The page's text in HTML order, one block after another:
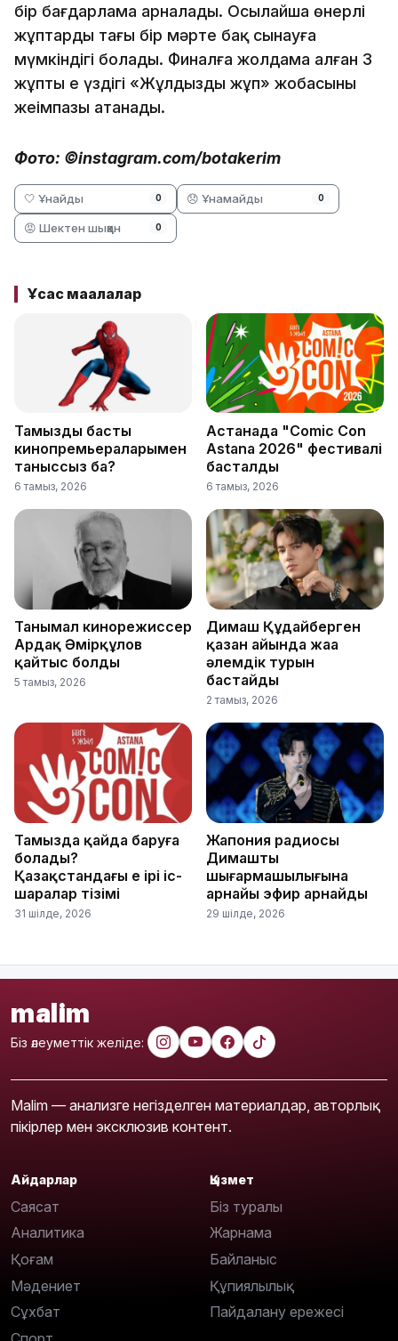
бір бағдарлама арналады. Осылайша өнерлі
жұптардың тағы бір мәрте бақ сынауға
мүмкіндігі болады. Финалға жолдама алған 3
жұптың ең үздігі «Жұлдызды жұп» жобасының
жеңімпазы атанады.
Фото: ©instagram.com/botakerim
🤍 Ұнайды 0 😞 Ұнамайды 0
😡 Шектен шыққан 0
Ұқсас мақалалар
Тамыздың басты
кинопремьераларымен
таныссыз ба?
6 тамыз, 2026
Астанада "Comic Con
Astana 2026" фестивалі
басталды
6 тамыз, 2026
Танымал кинорежиссер
Ардақ Әмірқұлов
қайтыс болды
5 тамыз, 2026
Димаш Құдайберген
қазан айында жаңа
әлемдік турын
бастайды
2 тамыз, 2026
Тамызда қайда баруға
болады?
Қазақстандағы ең ірі іс-
шаралар тізімі
31 шілде, 2026
Жапония радиосы
Димаштың
шығармашылығына
арнайы эфир арнайды
29 шілде, 2026
malim
Біз әлеуметтік желіде:
Malim — анализге негізделген материалдар, авторлық
пікірлер мен эксклюзив контент.
Айдарлар
Саясат
Аналитика
Қоғам
Мәдениет
Сұхбат
Қызмет
Біз туралы
Жарнама
Байланыс
Құпиялылық
Пайдалану ережесі